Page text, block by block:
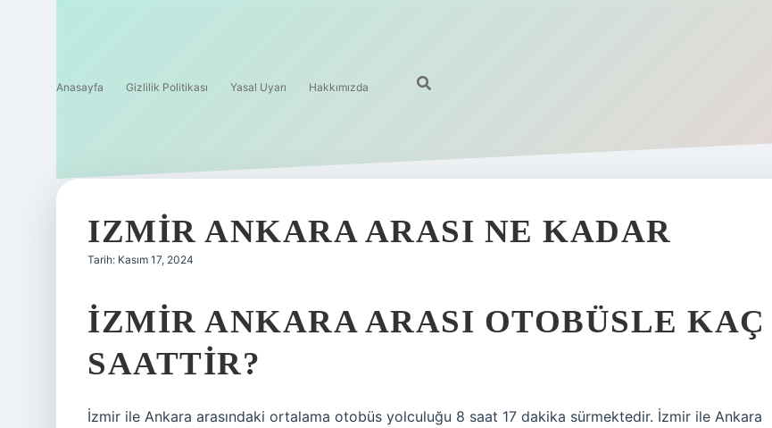
Anasayfa Gizlilik Politikası Yasal Uyarı Hakkımızda
IZMIR ANKARA ARASI NE KADAR
Tarih: Kasım 17, 2024
İZMIR ANKARA ARASI OTOBÜSLE KAÇ
SAATTIR?
İzmir ile Ankara arasındaki ortalama otobüs yolculuğu 8 saat 17 dakika sürmektedir. İzmir ile Ankara